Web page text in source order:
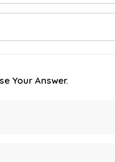
Your Answer.